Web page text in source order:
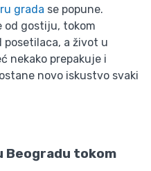
grada se popune.
od gostiju, tokom
a život u
nekako prepakuje i
novo iskustvo svaki
Beogradu tokom